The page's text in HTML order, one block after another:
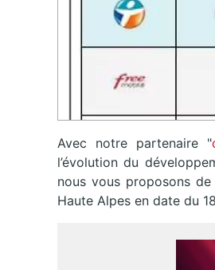
Avec notre partenaire "
l’évolution du
nous vous proposons
Haute Alpes en date du